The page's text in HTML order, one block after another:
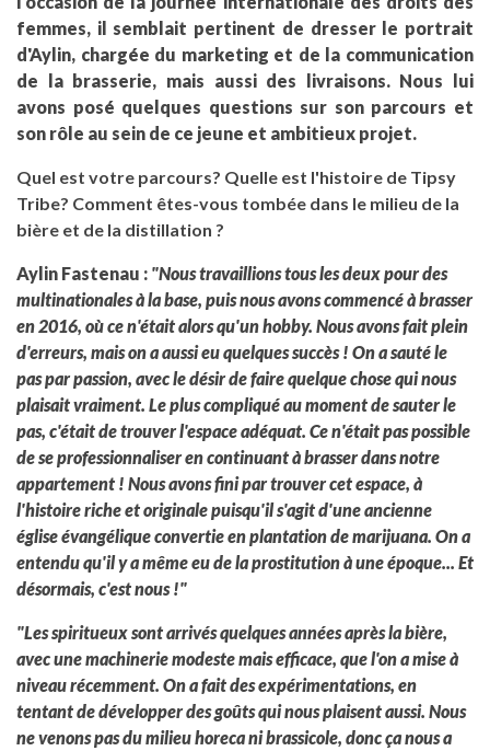
femmes, il semblait pertinent de dresser le portrait
d'Aylin, chargée du marketing et de la communication
de la brasserie, mais aussi des livraisons. Nous lui
avons posé quelques questions sur son parcours et
son rôle au sein de ce jeune et ambitieux projet.
Quel est votre parcours? Quelle est l'histoire de Tipsy
Tribe? Comment êtes-vous tombée dans le milieu de la
bière et de la distillation ?
Aylin Fastenau : "Nous travaillions tous les deux pour des
multinationales à la base, puis nous avons commencé à brasser
en 2016, où ce n'était alors qu'un hobby. Nous avons fait plein
d'erreurs, mais on a aussi eu quelques succès ! On a sauté le
pas par passion, avec le désir de faire quelque chose qui nous
plaisait vraiment. Le plus compliqué au moment de sauter le
pas, c'était de trouver l'espace adéquat. Ce n'était pas possible
de se professionnaliser en continuant à brasser dans notre
appartement ! Nous avons fini par trouver cet espace, à
l'histoire riche et originale puisqu'il s'agit d'une ancienne
église évangélique convertie en plantation de marijuana. On a
entendu qu'il y a même eu de la prostitution à une époque... Et
désormais, c'est nous !"
"Les spiritueux sont arrivés quelques années après la bière,
avec une machinerie modeste mais efficace, que l'on a mise à
niveau récemment. On a fait des expérimentations, en
tentant de développer des goûts qui nous plaisent aussi. Nous
ne venons pas du milieu horeca ni brassicole, donc ça nous a